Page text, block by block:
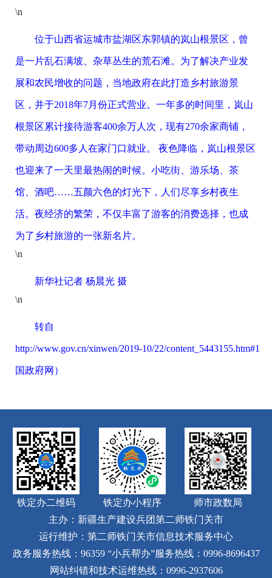
\n
位于山西省运城市盐湖区东郭镇的岚山根景区，曾
是一片乱石满坡、杂草丛生的荒石滩。为了解决产业发
展和农民增收的问题，当地政府在此打造乡村旅游景
区，并于2018年7月份正式营业。一年多的时间里，岚山
根景区累计接待游客400余万人次，现有270余家商铺，
带动周边600多人在家门口就业。 夜色降临，岚山根景区
也迎来了一天里最热闹的时候。小吃街、游乐场、茶
馆、酒吧……五颜六色的灯光下，人们尽享乡村夜生
活。夜经济的繁荣，不仅丰富了游客的消费选择，也成
为了乡村旅游的一张新名片。
\n
新华社记者 杨晨光 摄
\n
转自
http://www.gov.cn/xinwen/2019-10/22/content_5443155.htm#1
国政府网）
铁定办二维码 铁定办小程序
师市政数局
主办：新疆生产建设兵团第二师铁门关市
运行维护：第二师铁门关市信息技术服务中心
政务服务热线：96359 “小兵帮办”服务热线：0996-8696437
网站纠错和技术运维热线：0996-2937606